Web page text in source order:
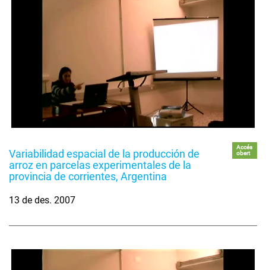
Variabilidad espacial de la producción de
arroz en parcelas experimentales de la
provincia de corrientes, Argentina
Accés
obert
13 de des. 2007